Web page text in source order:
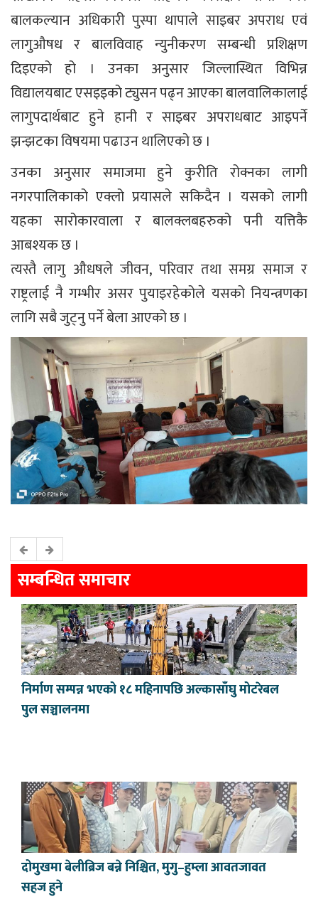
बालकल्यान अधिकारी पुस्पा थापाले साइबर अपराध एवं
लागुऔषध र बालविवाह न्युनीकरण सम्बन्धी प्रशिक्षण
दिइएको हो । उनका अनुसार जिल्लास्थित विभिन्न
विद्यालयबाट एसइइको ट्युसन पढ्न आएका बालवालिकालाई
लागुपदार्थबाट हुने हानी र साइबर अपराधबाट आइपर्ने
झन्झटका विषयमा पढाउन थालिएको छ ।
उनका अनुसार समाजमा हुने कुरीति रोक्नका लागी
नगरपालिकाको एक्लो प्रयासले सकिदैन । यसको लागी
यहका सारोकारवाला र बालक्लबहरुको पनी यत्तिकै
आबश्यक छ ।
त्यस्तै लागु औधषले जीवन, परिवार तथा समग्र समाज र
राष्ट्रलाई नै गम्भीर असर पुयाइरहेकोले यसको नियन्त्रणका
लागि सबै जुट्नु पर्ने बेला आएको छ ।
सम्बन्धित समाचार
निर्माण सम्पन्न भएको १८ महिनापछि अल्कासाँघु मोटरेबल
पुल सञ्चालनमा
दोमुखमा बेलीब्रिज बन्ने निश्चित, मुगु–हुम्ला आवतजावत
सहज हुने